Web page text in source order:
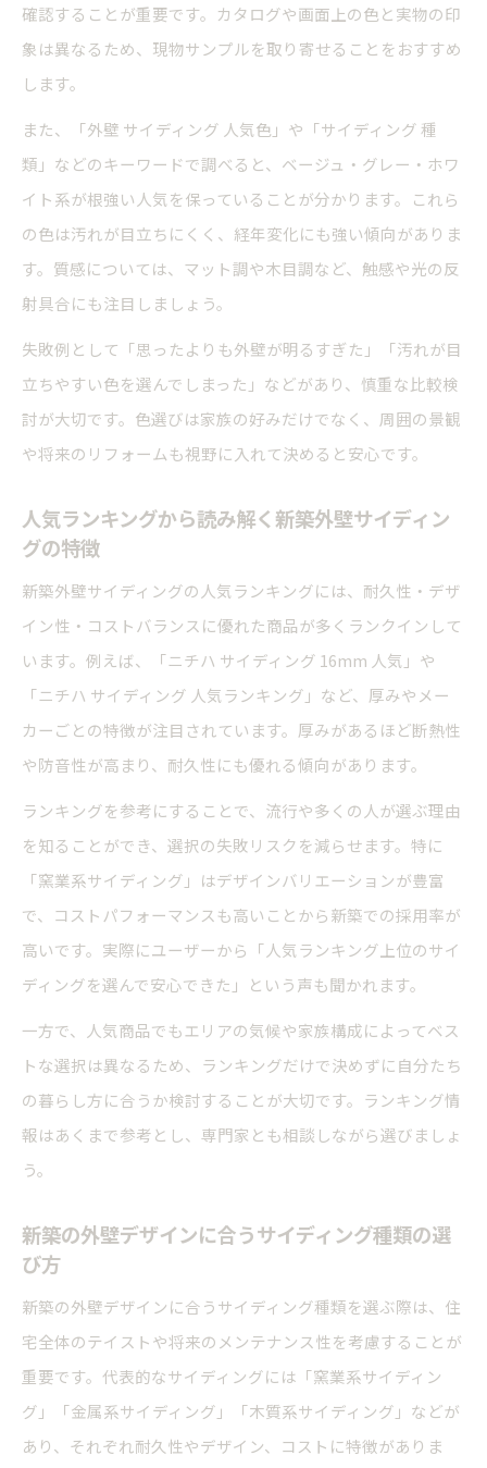
確認することが重要です。カタログや画面上の色と実物の印
象は異なるため、現物サンプルを取り寄せることをおすすめ
します。
また、「外壁 サイディング 人気色」や「サイディング 種
類」などのキーワードで調べると、ベージュ・グレー・ホワ
イト系が根強い人気を保っていることが分かります。これら
の色は汚れが目立ちにくく、経年変化にも強い傾向がありま
す。質感については、マット調や木目調など、触感や光の反
射具合にも注目しましょう。
失敗例として「思ったよりも外壁が明るすぎた」「汚れが目
立ちやすい色を選んでしまった」などがあり、慎重な比較検
討が大切です。色選びは家族の好みだけでなく、周囲の景観
や将来のリフォームも視野に入れて決めると安心です。
人気ランキングから読み解く新築外壁サイディン
グの特徴
新築外壁サイディングの人気ランキングには、耐久性・デザ
イン性・コストバランスに優れた商品が多くランクインして
います。例えば、「ニチハ サイディング 16mm 人気」や
「ニチハ サイディング 人気ランキング」など、厚みやメー
カーごとの特徴が注目されています。厚みがあるほど断熱性
や防音性が高まり、耐久性にも優れる傾向があります。
ランキングを参考にすることで、流行や多くの人が選ぶ理由
を知ることができ、選択の失敗リスクを減らせます。特に
「窯業系サイディング」はデザインバリエーションが豊富
で、コストパフォーマンスも高いことから新築での採用率が
高いです。実際にユーザーから「人気ランキング上位のサイ
ディングを選んで安心できた」という声も聞かれます。
一方で、人気商品でもエリアの気候や家族構成によってベス
トな選択は異なるため、ランキングだけで決めずに自分たち
の暮らし方に合うか検討することが大切です。ランキング情
報はあくまで参考とし、専門家とも相談しながら選びましょ
う。
新築の外壁デザインに合うサイディング種類の選
び方
新築の外壁デザインに合うサイディング種類を選ぶ際は、住
宅全体のテイストや将来のメンテナンス性を考慮することが
重要です。代表的なサイディングには「窯業系サイディン
グ」「金属系サイディング」「木質系サイディング」などが
あり、それぞれ耐久性やデザイン、コストに特徴がありま